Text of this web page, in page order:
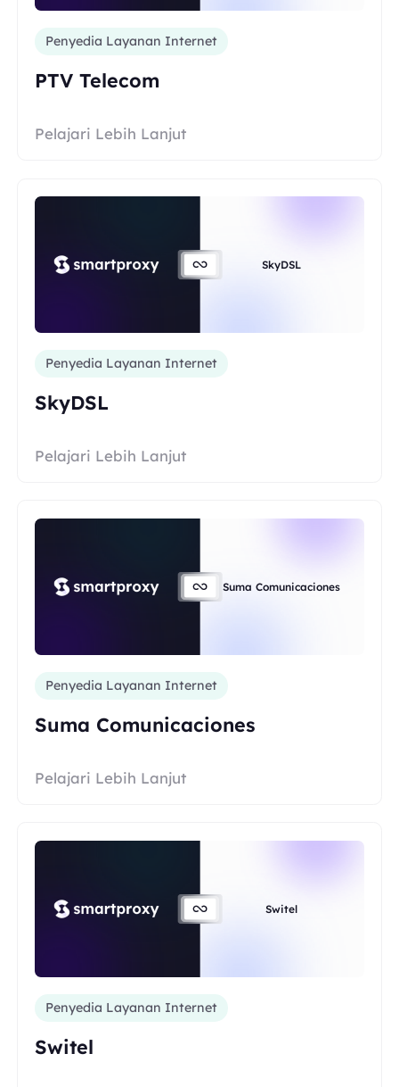
Penyedia Layanan Internet
PTV Telecom
Pelajari Lebih Lanjut
SkyDSL
Penyedia Layanan Internet
SkyDSL
Pelajari Lebih Lanjut
Suma Comunicaciones
Penyedia Layanan Internet
Suma Comunicaciones
Pelajari Lebih Lanjut
Switel
Penyedia Layanan Internet
Switel